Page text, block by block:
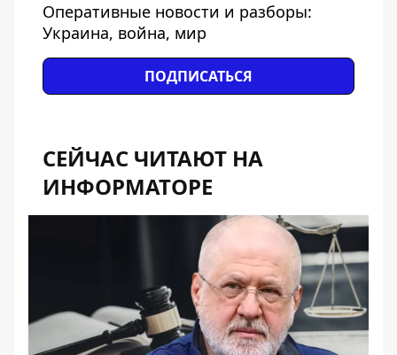
Оперативные новости и разборы:
Украина, война, мир
ПОДПИСАТЬСЯ
СЕЙЧАС ЧИТАЮТ НА
ИНФОРМАТОРЕ